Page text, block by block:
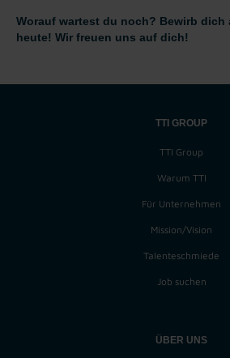
Worauf wartest du noch? Bewirb dich
heute! Wir freuen uns auf dich!
TTI GROUP
TTI Group
Warum TTI
Für Unternehmen
Mission/Vision
Talenteschmiede
Job suchen
ÜBER UNS